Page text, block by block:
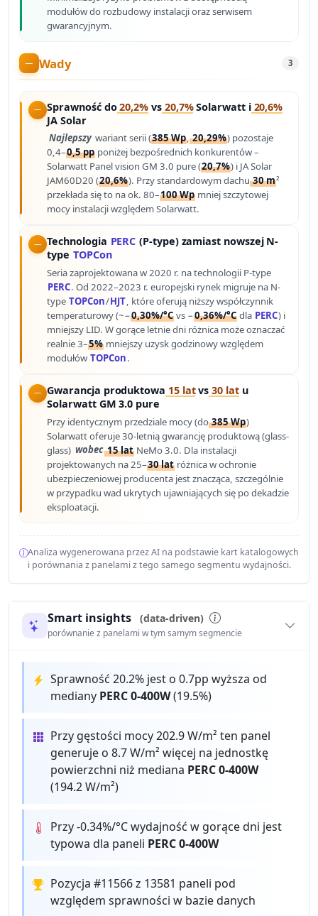
modułów do rozbudowy instalacji oraz serwisem
gwarancyjnym.
Wady 3
Sprawność do20,2% vs20,7%Solarwatt i20,6%
JA Solar
Najlepszy wariant serii (385 Wp,20,29%) pozostaje
0,4–0,5 pp poniżej bezpośrednich konkurentów –
Solarwatt Panel vision GM 3.0 pure (20,7%) i JA Solar
JAM60D20 (20,6%). Przy standardowym dachu30 m²
przekłada się to na ok. 80–100 Wp mniej szczytowej
mocy instalacji względem Solarwatt.
Technologia PERC (P-type) zamiast nowszej N-
type TOPCon
Seria zaprojektowana w 2020 r. na technologii P-type
PERC. Od 2022–2023 r. europejski rynek migruje na N-
type TOPCon/HJT, które oferują niższy współczynnik
temperaturowy (~−0,30%/°C vs −0,36%/°C dla PERC) i
mniejszy LID. W gorące letnie dni różnica może oznaczać
realnie 3–5% mniejszy uzysk godzinowy względem
modułów TOPCon.
Gwarancja produktowa 15 latvs 30 latu
Solarwatt GM 3.0 pure
Przy identycznym przedziale mocy (do385 Wp)
Solarwatt oferuje 30-letnią gwarancję produktową (glass-
glass) wobec15 lat NeMo 3.0. Dla instalacji
projektowanych na 25–30 lat różnica w ochronie
ubezpieczeniowej producenta jest znacząca, szczególnie
w przypadku wad ukrytych ujawniających się po dekadzie
eksploatacji.
Analiza wygenerowana przez AI na podstawie kart katalogowych
i porównania z panelami z tego samego segmentu wydajności.
Smart insights (data-driven)
porównanie z panelami w tym samym segmencie
Sprawność 20.2% jest o 0.7pp wyższa od
mediany PERC 0-400W(19.5%)
Przy gęstości mocy 202.9 W/m² ten panel
generuje o 8.7 W/m² więcej na jednostkę
powierzchni niż mediana PERC 0-400W
(194.2 W/m²)
Przy -0.34%/°C wydajność w gorące dni jest
typowa dla paneli PERC 0-400W
Pozycja #11566 z 13581 paneli pod
względem sprawności w bazie danych